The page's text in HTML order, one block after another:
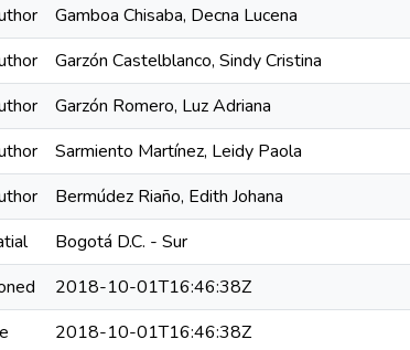
Gamboa Chisaba, Decna Lucena
Garzón Castelblanco, Sindy Cristina
Garzón Romero, Luz Adriana
Sarmiento Martínez, Leidy Paola
Bermúdez Riaño, Edith Johana
Bogotá D.C. - Sur
2018-10-01T16:46:38Z
2018-10-01T16:46:38Z